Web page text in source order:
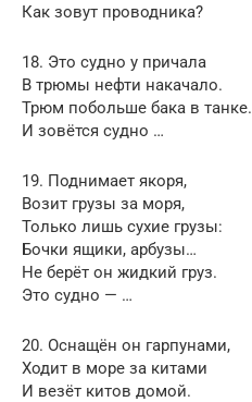
Как зовут проводника?
18. Это судно у причала
В трюмы нефти накачало.
Трюм побольше бака в танке.
И зовётся судно …
19. Поднимает якоря,
Возит грузы за моря,
Только лишь сухие грузы:
Бочки ящики, арбузы…
Не берёт он жидкий груз.
Это судно — …
20. Оснащён он гарпунами,
Ходит в море за китами
И везёт китов домой.